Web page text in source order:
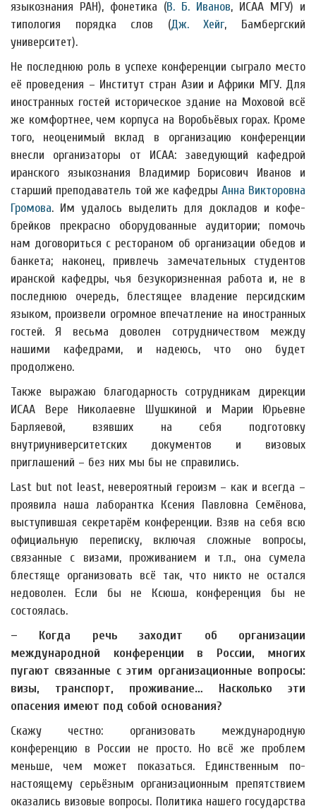
языкознания РАН), фонетика (В. Б. Иванов, ИСАА МГУ) и
типология порядка слов (Дж. Хейг, Бамбергский
университет).
Не последнюю роль в успехе конференции сыграло место
её проведения – Институт стран Азии и Африки МГУ. Для
иностранных гостей историческое здание на Моховой всё
же комфортнее, чем корпуса на Воробьёвых горах. Кроме
того, неоценимый вклад в организацию конференции
внесли организаторы от ИСАА: заведующий кафедрой
иранского языкознания Владимир Борисович Иванов и
старший преподаватель той же кафедры Анна Викторовна
Громова. Им удалось выделить для докладов и кофе-
брейков прекрасно оборудованные аудитории; помочь
нам договориться с рестораном об организации обедов и
банкета; наконец, привлечь замечательных студентов
иранской кафедры, чья безукоризненная работа и, не в
последнюю очередь, блестящее владение персидским
языком, произвели огромное впечатление на иностранных
гостей. Я весьма доволен сотрудничеством между
нашими кафедрами, и надеюсь, что оно будет
продолжено.
Также выражаю благодарность сотрудникам дирекции
ИСАА Вере Николаевне Шушкиной и Марии Юрьевне
Барляевой, взявших на себя подготовку
внутриуниверситетских документов и визовых
приглашений – без них мы бы не справились.
Last but not least, невероятный героизм – как и всегда –
проявила наша лаборантка Ксения Павловна Семёнова,
выступившая секретарём конференции. Взяв на себя всю
официальную переписку, включая сложные вопросы,
связанные с визами, проживанием и т.п., она сумела
блестяще организовать всё так, что никто не остался
недоволен. Если бы не Ксюша, конференция бы не
состоялась.
– Когда речь заходит об организации
международной конференции в России, многих
пугают связанные с этим организационные вопросы:
визы, транспорт, проживание… Насколько эти
опасения имеют под собой основания?
Скажу честно: организовать международную
конференцию в России не просто. Но всё же проблем
меньше, чем может показаться. Единственным по-
настоящему серьёзным организационным препятствием
оказались визовые вопросы. Политика нашего государства